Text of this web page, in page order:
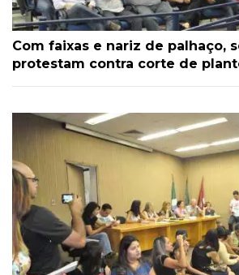
Com faixas e nariz de palhaço,
protestam contra corte de